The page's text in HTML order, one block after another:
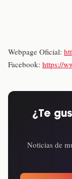
Webpage Oficial:
Facebook: https://
¿Te
Noticias de